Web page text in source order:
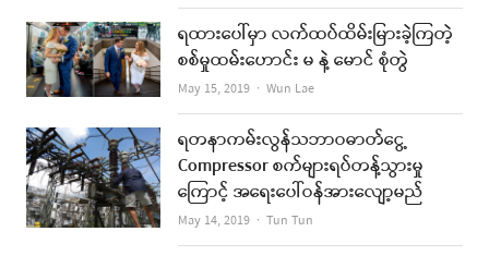
ရထားပေါ်မှာ လက်ထပ်ထိမ်းမြားခဲ့ကြတဲ့
စစ်မှုထမ်းဟောင်း မ နဲ့ မောင် စုံတွဲ
May 15, 2019 Author
Wun Lae
ရတနာကမ်းလွန်သဘာဝဓာတ်ငွေ့
Compressor စက်များရပ်တန့်သွားမှု
ကြောင့် အရေးပေါ်ဝန်အားလျော့မည်
May 14, 2019 Author
Tun Tun